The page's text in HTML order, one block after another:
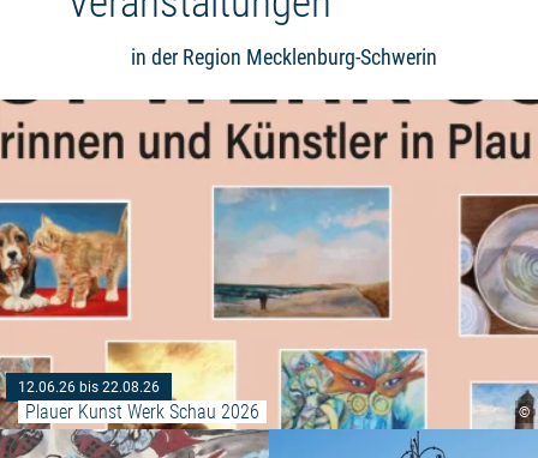
in der Region Mecklenburg-Schwerin
©
12.06.26 bis 22.08.26
Plauer Kunst Werk Schau 2026
Weiterlesen: "Ghettobilder -